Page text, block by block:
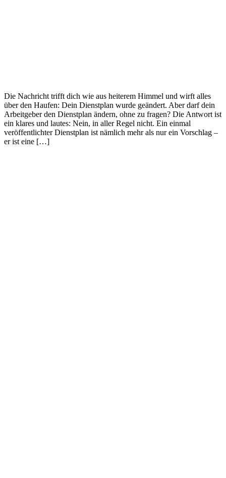
Die Nachricht trifft dich wie aus heiterem Himmel und wirft alles
über den Haufen: Dein Dienstplan wurde geändert. Aber darf dein
Arbeitgeber den Dienstplan ändern, ohne zu fragen? Die Antwort ist
ein klares und lautes: Nein, in aller Regel nicht. Ein einmal
veröffentlichter Dienstplan ist nämlich mehr als nur ein Vorschlag –
er ist eine […]